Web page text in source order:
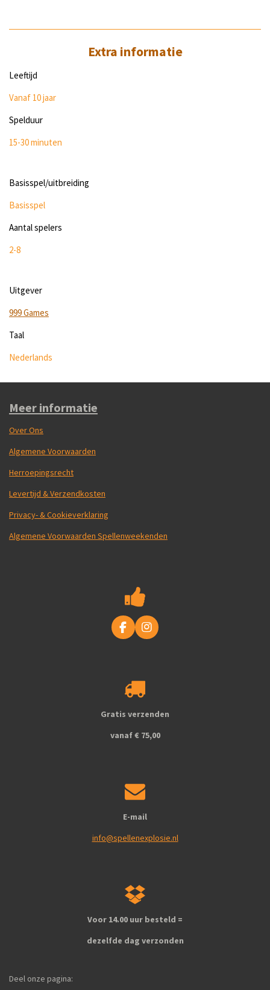
Extra informatie
Leeftijd
Vanaf 10 jaar
Spelduur
15-30 minuten
Basisspel/uitbreiding
Basisspel
Aantal spelers
2-8
Uitgever
999 Games
Taal
Nederlands
Meer informatie
Over Ons
Algemene Voorwaarden
Herroepingsrecht
Levertijd & Verzendkosten
Privacy- & Cookieverklaring
Algemene Voorwaarden Spellenweekenden
F
a
o
o
I
n
m
Gratis verzenden
vanaf € 75,00
E-mail
info@spellenexplosie.nl
Voor 14.00 uur besteld =
dezelfde dag verzonden
Deel onze pagina: